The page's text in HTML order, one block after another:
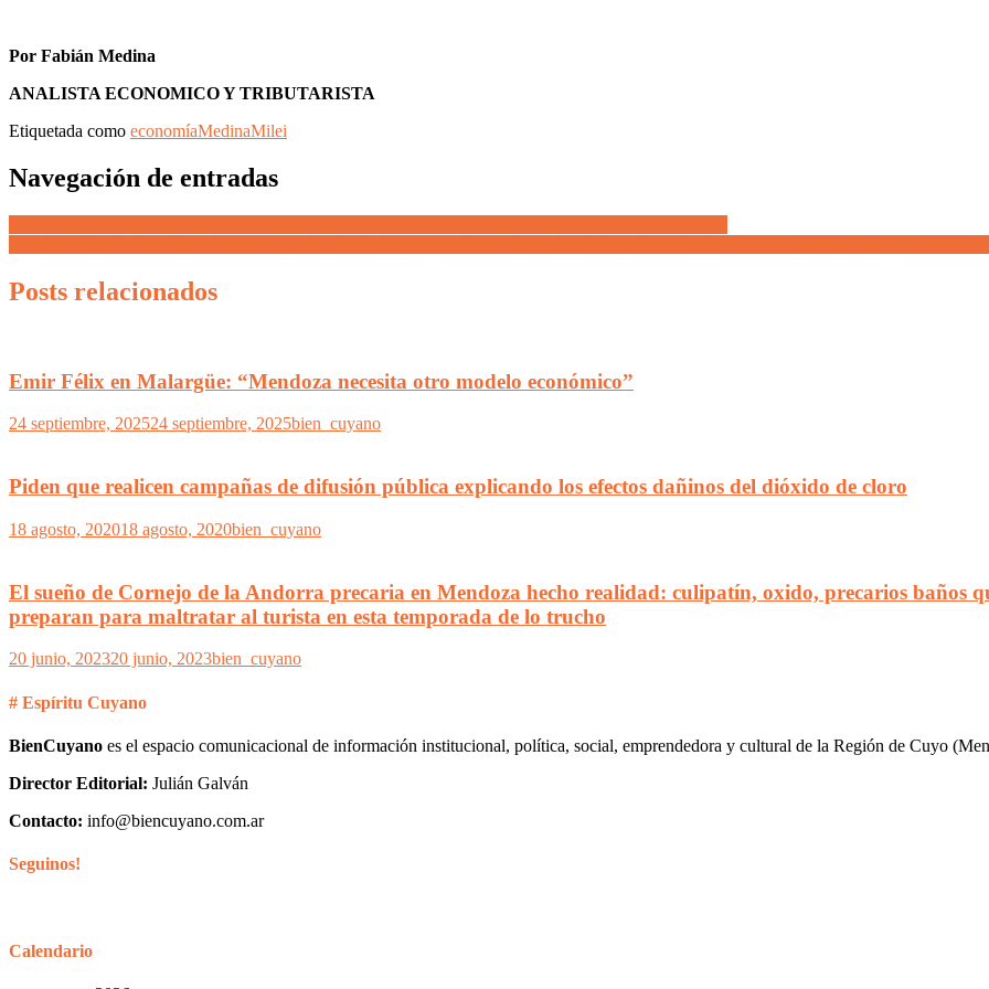
Por Fabián Medina
ANALISTA ECONOMICO Y TRIBUTARISTA
Etiquetada como economíaMedinaMilei
Navegación de entradas
Posts relacionados
Emir Félix en Malargüe: “Mendoza necesita otro modelo económico”
24 septiembre, 202524 septiembre, 2025bien_cuyano
Piden que realicen campañas de difusión pública explicando los efectos dañinos del dióxido de cloro
18 agosto, 202018 agosto, 2020bien_cuyano
El sueño de Cornejo de la Andorra precaria en Mendoza hecho realidad: culipatín, oxido, precarios baños
preparan para maltratar al turista en esta temporada de lo trucho
20 junio, 202320 junio, 2023bien_cuyano
# Espíritu Cuyano
BienCuyano es el espacio comunicacional de información institucional, política, social, emprendedora y cultural de la Región de Cuyo
Director Editorial: Julián Galván
Contacto: info@biencuyano.com.ar
Seguinos!
Calendario